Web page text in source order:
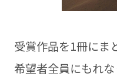
受賞作品を1冊にま
希望者全員にもれな